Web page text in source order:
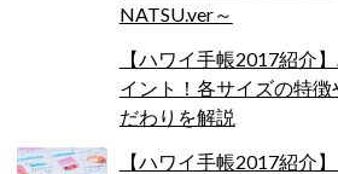
NATSU.ver～
【ハワイ手帳2017紹介
イント！各サイズの特徴
だわりを解説
【ハワイ手帳2017紹介